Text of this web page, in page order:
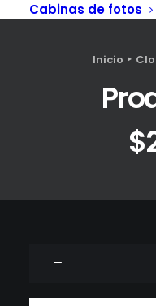
Cabinas de fotos
Inicio
$